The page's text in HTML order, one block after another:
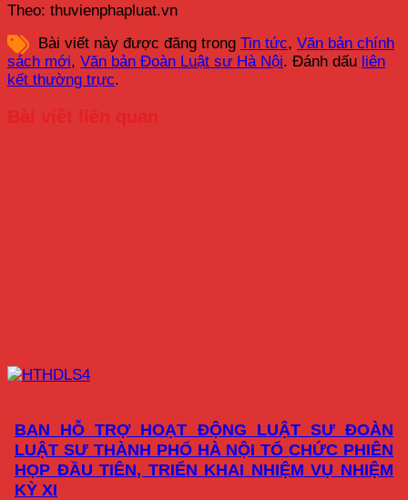
Theo: thuvienphapluat.vn
Bài viết này được đăng trong Tin tức, Văn bản chính
sách mới, Văn bản Đoàn Luật sư Hà Nội. Đánh dấu liên
kết thường trực.
BAN HỖ TRỢ HOẠT ĐỘNG LUẬT SƯ ĐOÀN
LUẬT SƯ THÀNH PHỐ HÀ NỘI TỔ CHỨC PHIÊN
HỌP ĐẦU TIÊN, TRIỂN KHAI NHIỆM VỤ NHIỆM
KỲ XI